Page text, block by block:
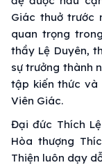
Giác thuở trước
quan trọng
thầy Lệ Duyên,
sự trưởng thành
tập kiến thức và
Viên Giác.
Đại đức Thích
Hòa thượng
Thiện luôn dạy